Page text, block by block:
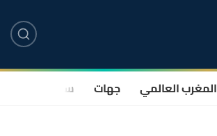
المغرب العالمي جهات سياسة